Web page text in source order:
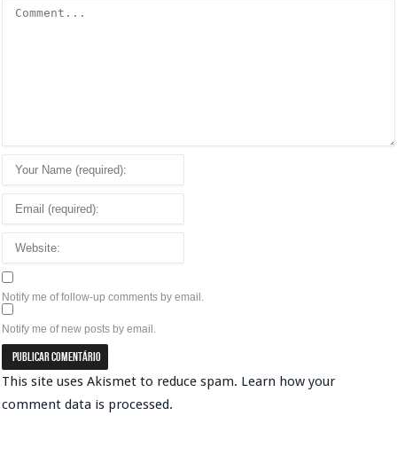
Notify me of follow-up comments by email.
Notify me of new posts by email.
This site uses Akismet to reduce spam. Learn how your
comment data is processed.